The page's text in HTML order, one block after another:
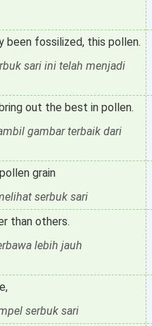
fossilized, this pollen.
sari ini telah menjadi
out the best in pollen.
gambar terbaik dari
grain
serbuk sari
than others.
lebih jauh
serbuk sari